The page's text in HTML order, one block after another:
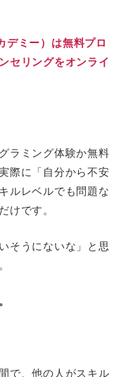
ミー）は無料プロ
セリングをオンライ
ラミング体験か無料
際に「自分から不安
ルレベルでも問題な
けです。
そうにないな」と思
で、他の人がスキル